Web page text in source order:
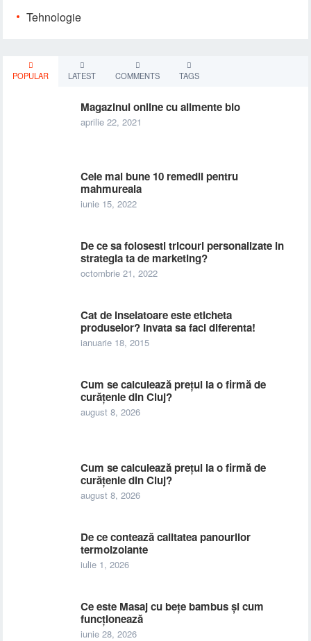
Tehnologie
POPULAR LATEST COMMENTS TAGS
Magazinul online cu alimente bio
aprilie 22, 2021
Cele mai bune 10 remedii pentru
mahmureala
iunie 15, 2022
De ce sa folosesti tricouri personalizate in
strategia ta de marketing?
octombrie 21, 2022
Cat de inselatoare este eticheta
produselor? Invata sa faci diferenta!
ianuarie 18, 2015
Cum se calculează prețul la o firmă de
curățenie din Cluj?
august 8, 2026
Cum se calculează prețul la o firmă de
curățenie din Cluj?
august 8, 2026
De ce contează calitatea panourilor
termoizolante
iulie 1, 2026
Ce este Masaj cu bețe bambus și cum
funcționează
iunie 28, 2026